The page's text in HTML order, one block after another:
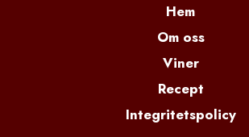
Hem
Om oss
Viner
Recept
Integritetspolicy